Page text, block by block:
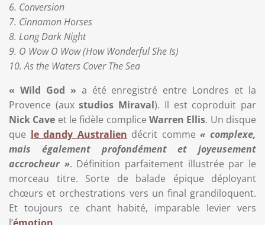
6. Conversion
7. Cinnamon Horses
8. Long Dark Night
9. O Wow O Wow (How Wonderful She Is)
10. As the Waters Cover The Sea
« Wild God » a été enregistré entre Londres et la
Provence (auxstudios Miraval). Il est coproduit par
Nick Cave et le fidèle compliceWarren Ellis. Un disque
que le dandy Australien décrit comme« complexe,
mais également profondément et joyeusement
accrocheur ». Définition parfaitement illustrée par le
morceau titre. Sorte de balade épique déployant
chœurs et orchestrations vers un final grandiloquent.
Et toujours ce chant habité, imparable levier vers